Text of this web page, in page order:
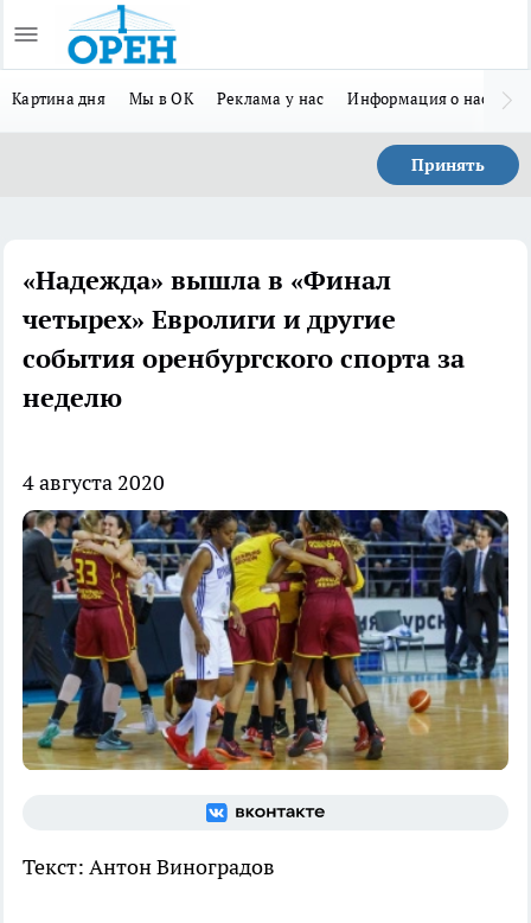
Картина дня Мы в ОК Реклама у нас Информация о нас
Принять
«Надежда» вышла в «Финал
четырех» Евролиги и другие
события оренбургского спорта за
неделю
4 августа 2020
Текст: Антон Виноградов